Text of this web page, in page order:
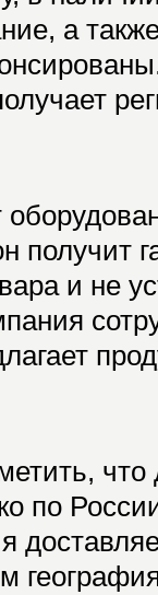
а
получит
и не
что
по